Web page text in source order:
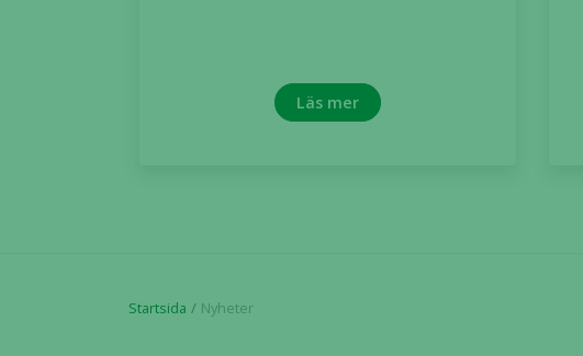
Läs mer
Startsida Nyheter